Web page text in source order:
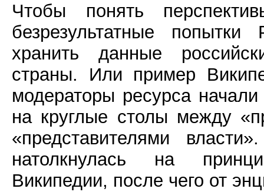
Чтобы понять
безрезультатные попытки
хранить данные
страны. Или пример
модераторы ресурса
на круглые столы между
«представителями
натолкнулась на
Википедии, после чего от